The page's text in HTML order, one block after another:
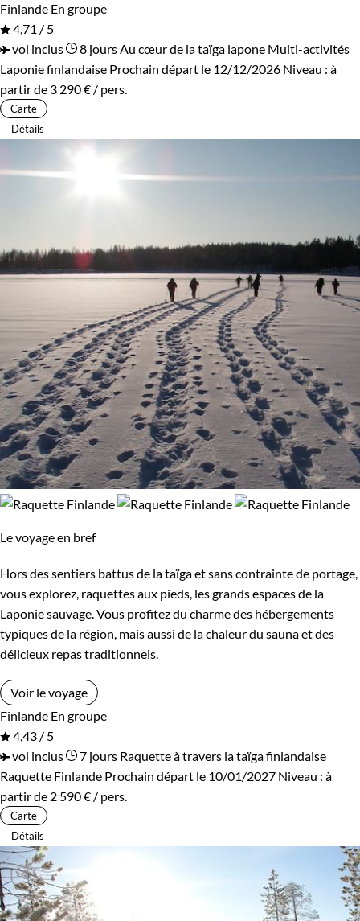
Finlande En groupe
4,71 / 5
vol inclus
8 joursAu cœur de la taïga lapone Multi-activités
Laponie finlandaise Prochain départ le 12/12/2026 Niveau : à
partir de 3 290 € / pers.
Carte
Détails
Le voyage en bref
Hors des sentiers battus de la taïga et sans contrainte de portage,
vous explorez, raquettes aux pieds, les grands espaces de la
Laponie sauvage. Vous profitez du charme des hébergements
typiques de la région, mais aussi de la chaleur du sauna et des
délicieux repas traditionnels.
Voir le voyage
Finlande En groupe
4,43 / 5
vol inclus
7 jours Raquette à travers la taïga finlandaise
Raquette Finlande Prochain départ le 10/01/2027 Niveau : à
partir de 2 590 € / pers.
Carte
Détails